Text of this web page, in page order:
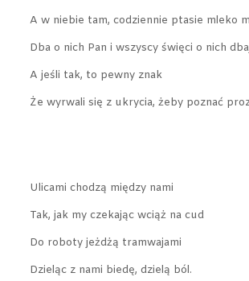
A w niebie tam, codziennie ptasie mleko
Dba o nich Pan i wszyscy święci o nich
A jeśli tak, to pewny znak
Że wyrwali się z ukrycia, żeby poznać
Ulicami chodzą między nami
Tak, jak my czekając wciąż na cud
Do roboty jeżdżą tramwajami
Dzieląc z nami biedę, dzielą ból.